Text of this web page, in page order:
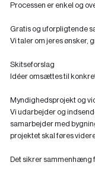
Processen er enkel og
Gratis og uforpligtende
Vi taler om jeres ønsker,
Skitseforslag
Idéer omsættes til
Myndighedsprojekt og
Vi udarbejder og
samarbejder med
projektet skal føres
Det sikrer sammenhæng